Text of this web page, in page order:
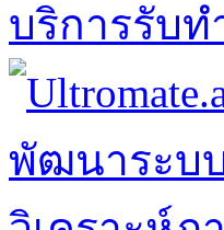
บริการรับ